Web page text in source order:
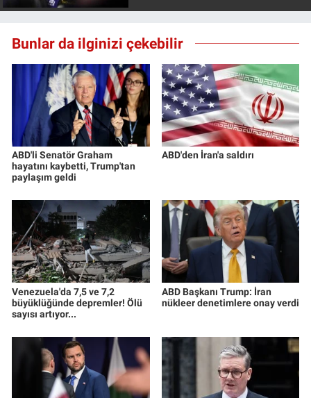
Bunlar da ilginizi çekebilir
ABD'li Senatör Graham
hayatını kaybetti, Trump'tan
paylaşım geldi
ABD'den İran'a saldırı
Venezuela'da 7,5 ve 7,2
büyüklüğünde depremler! Ölü
sayısı artıyor...
ABD Başkanı Trump: İran
nükleer denetimlere onay verdi